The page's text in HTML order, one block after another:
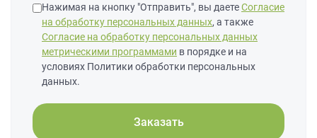
Нажимая на кнопку "Отправить", вы даетеСогласие
на обработку персональных данных, а также
Согласие на обработку персональных данных
метрическими программами в порядке и на
условиях Политики обработки персональных
данных.
Заказать